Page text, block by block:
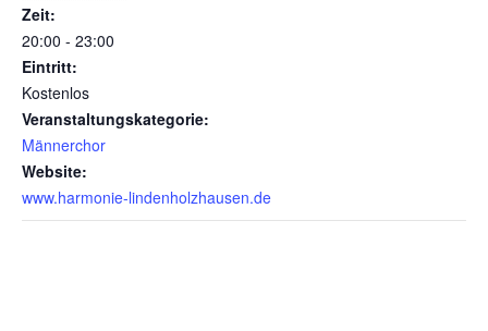
Zeit:
20:00 - 23:00
Eintritt:
Kostenlos
Veranstaltungskategorie:
Männerchor
Website:
www.harmonie-lindenholzhausen.de